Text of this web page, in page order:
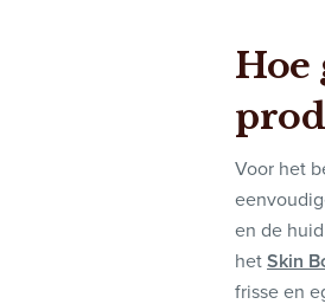
Hoe
Voor het
en de
hetSkin
frisse en